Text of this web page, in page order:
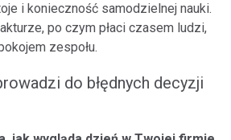
i konieczność samodzielnej nauki.
po czym płaci czasem ludzi,
zespołu.
do błędnych decyzji